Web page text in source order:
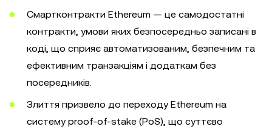
Смартконтракти Ethereum — це самодостатні
контракти, умови яких безпосередньо записані в
коді, що сприяє автоматизованим, безпечним та
ефективним транзакціям і додаткам без
посередників.
Злиття призвело до переходу Ethereum на
систему proof-of-stake (PoS), що суттєво